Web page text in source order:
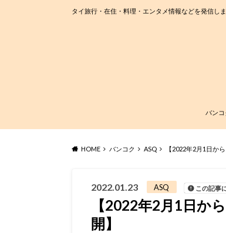
タイ旅行・在住・料理・エンタメ情報などを発信しま
バンコ
HOME バンコク ASQ 【2022年2月1日か
2022.01.23 ASQ この記事
【2022年2月1日か
開】